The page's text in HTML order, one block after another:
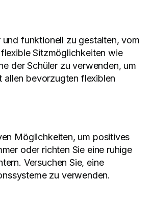
funktionell zu gestalten, vom
Sitzmöglichkeiten wie
der Schüler zu verwenden, um
allen bevorzugten flexiblen
Möglichkeiten, um positives
oder richten Sie eine ruhige
Versuchen Sie, eine
zu verwenden.